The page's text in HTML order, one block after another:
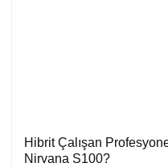
Hibrit Çalışan
Nirvana S100?